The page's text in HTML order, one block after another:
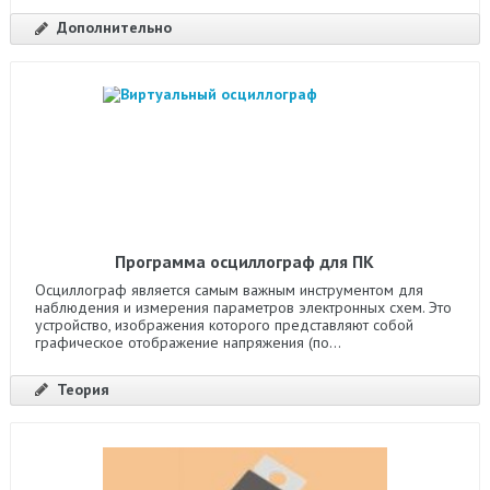
Дополнительно
Программа осциллограф для ПК
Осциллограф является самым важным инструментом для
наблюдения и измерения параметров электронных схем. Это
устройство, изображения которого представляют собой
графическое отображение напряжения (по...
Теория